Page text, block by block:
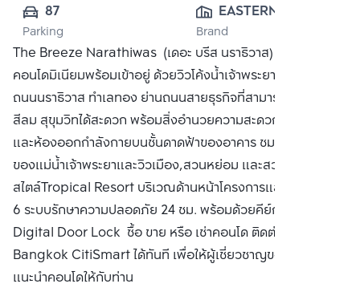
87
Parking
EASTERN STAR
REAL EATATE
PUBLIC CO.,
LTD.
Brand
The Breeze Narathiwas (เดอะ บรีส นราธิวาส)
คอนโดมิเนียมพร้อมเข้าอยู่ ด้วยวิวโค้งน้ำเจ้าพระยาที่สวยที่สุดบน
ถนนนราธิวาส ทำเลทอง ย่านถนนสายธุรกิจที่สามารถเข้าถึงสาทร
สีลม สุขุมวิทได้สะดวก พร้อมสิ่งอำนวยความสะดวก สระว่ายน้ำ
และห้องออกกำลังกายบนชั้นดาดฟ้าของอาคาร ชมวิว360 องศา
ของแม่น้ำเจ้าพระยาและวิวเมือง,สวนหย่อม และสวนตกแต่ง
สไตล์Tropical Resort บริเวณด้านหน้าโครงการและบริเวณชั้น
6 ระบบรักษาความปลอดภัย 24 ชม. พร้อมด้วยคีย์การ์ด และ
Digital Door Lock ซื้อ ขาย หรือ เช่าคอนโด ติดต่อหาเรา
Bangkok CitiSmart ได้ทันที เพื่อให้ผู้เชี่ยวชาญของเราได้
แนะนำคอนโดให้กับท่าน